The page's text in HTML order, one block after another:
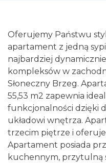
Oferujemy Państwu
apartament z jedną
najbardziej
kompleksów w
Słoneczny Brzeg.
55,53 m2 zapewnia
funkcjonalności dzięki
układowi wnętrza.
trzecim piętrze i
Apartament posiada
kuchennym, przytulną